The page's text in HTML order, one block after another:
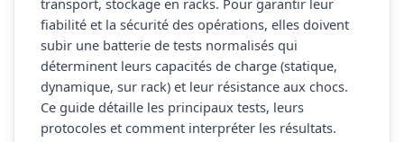
transport, stockage en racks. Pour garantir leur
fiabilité et la sécurité des opérations, elles doivent
subir une batterie de tests normalisés qui
déterminent leurs capacités de charge (statique,
dynamique, sur rack) et leur résistance aux chocs.
Ce guide détaille les principaux tests, leurs
protocoles et comment interpréter les résultats.